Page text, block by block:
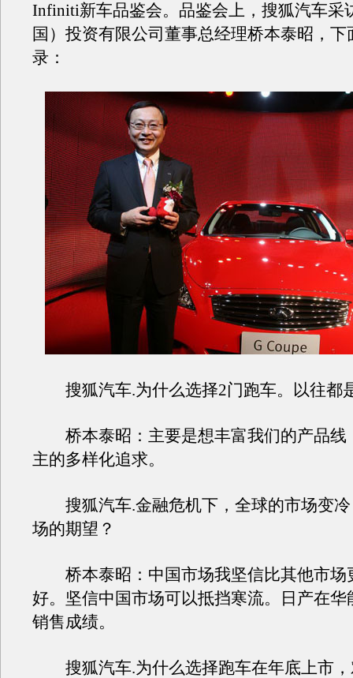
Infiniti新车品鉴会。品鉴会上，搜狐汽车采
国）投资有限公司董事总经理桥本泰昭，下
录：
搜狐汽车.为什么选择2门跑车。以往都
桥本泰昭：主要是想丰富我们的产品线
主的多样化追求。
搜狐汽车.金融危机下，全球的市场变冷
场的期望？
桥本泰昭：中国市场我坚信比其他市场
好。坚信中国市场可以抵挡寒流。日产在华
销售成绩。
搜狐汽车.为什么选择跑车在年底上市，